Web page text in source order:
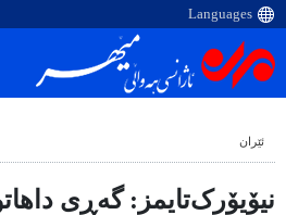
ئێران
نیۆیۆرک‌تایمز: گەڕی